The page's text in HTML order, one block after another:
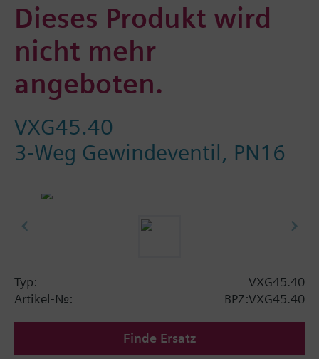
Dieses Produkt wird
nicht mehr
angeboten.
VXG45.40
3-Weg Gewindeventil, PN16
Typ:
VXG45.40
Artikel-Nr.:
BPZ:VXG45.40
Finde Ersatz